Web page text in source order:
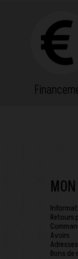
Retours
Avoirs
Adresses
Bons de